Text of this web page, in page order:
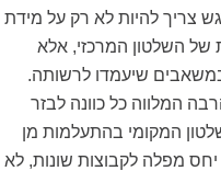
צריך להיות לא רק על מידת
של השלטון המרכזי, אלא
שיעמדו לרשותה.
המלווה כל כוונה לבזר
המקומי בהתעלמות מן
יחס מפלה לקבוצות שונות, לא